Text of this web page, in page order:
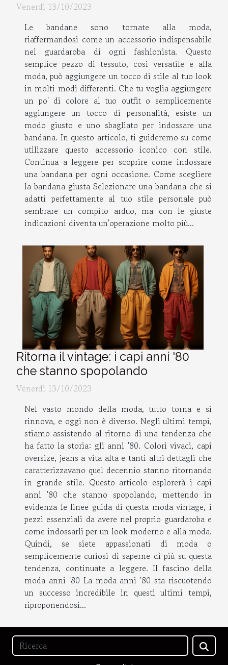
Venerdì 13/10/2023
Le bandane sono tornate alla moda,
riaffermandosi come un accessorio indispensabile
nel guardaroba di ogni fashionista. Questo
semplice pezzo di tessuto, così versatile e alla
moda, può aggiungere un tocco di stile al tuo look
in molti modi differenti. Che tu voglia aggiungere
un po' di colore al tuo outfit o semplicemente
aggiungere un tocco di personalità, esiste un
modo giusto e uno sbagliato per indossare una
bandana. In questo articolo, ti guideremo su come
utilizzare questo accessorio iconico con stile.
Continua a leggere per scoprire come indossare
una bandana per ogni occasione. Come scegliere
la bandana giusta Selezionare una bandana che si
adatti perfettamente al tuo stile personale può
sembrare un compito arduo, ma con le giuste
indicazioni diventa un'operazione molto più...
Ritorna il vintage: i capi anni '80
che stanno spopolando
Venerdì 13/10/2023
Nel vasto mondo della moda, tutto torna e si
rinnova, e oggi non è diverso. Negli ultimi tempi,
stiamo assistendo al ritorno di una tendenza che
ha fatto la storia: gli anni '80. Colori vivaci, capi
oversize, jeans a vita alta e tanti altri dettagli che
caratterizzavano quel decennio stanno ritornando
in grande stile. Questo articolo esplorerà i capi
anni '80 che stanno spopolando, mettendo in
evidenza le linee guida di questa moda vintage, i
pezzi essenziali da avere nel proprio guardaroba e
come indossarli per un look moderno e alla moda.
Quindi, se siete appassionati di moda o
semplicemente curiosi di saperne di più su questa
tendenza, continuate a leggere. Il fascino della
moda anni '80 La moda anni '80 sta riscuotendo
un successo incredibile in questi ultimi tempi,
riproponendosi...